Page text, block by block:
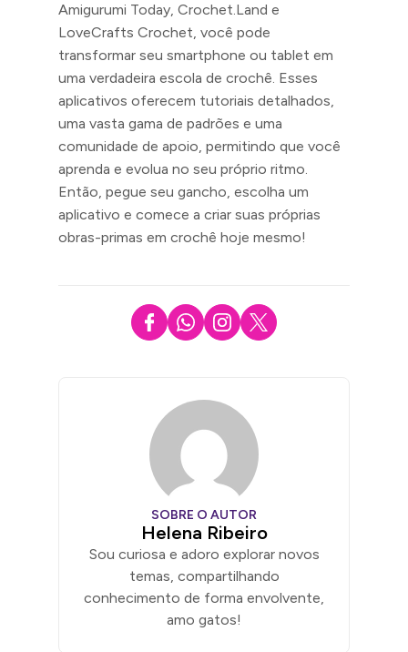
Amigurumi Today, Crochet.Land e
LoveCrafts Crochet, você pode
transformar seu smartphone ou tablet em
uma verdadeira escola de crochê. Esses
aplicativos oferecem tutoriais detalhados,
uma vasta gama de padrões e uma
comunidade de apoio, permitindo que você
aprenda e evolua no seu próprio ritmo.
Então, pegue seu gancho, escolha um
aplicativo e comece a criar suas próprias
obras-primas em crochê hoje mesmo!
SOBRE O AUTOR
Helena Ribeiro
Sou curiosa e adoro explorar novos
temas, compartilhando
conhecimento de forma envolvente,
amo gatos!